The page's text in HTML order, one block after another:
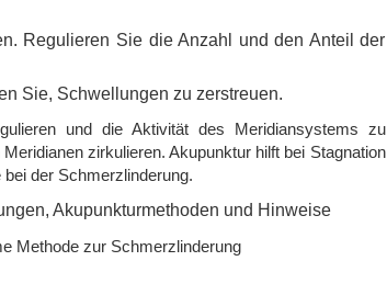
Regulieren Sie die Anzahl und den Anteil der
Sie, Schwellungen zu zerstreuen.
und die Aktivität des Meridiansystems zu
zirkulieren. Akupunktur hilft bei Stagnation
der Schmerzlinderung.
Methode zur Schmerzlinderung